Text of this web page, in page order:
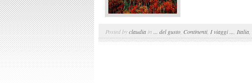
Posted byclaudia in ... del gusto Continenti, I viaggi ... Italia